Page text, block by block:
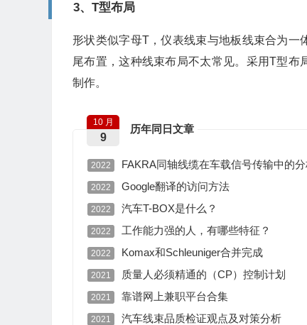
3、T型布局
形状类似字母T，仪表线束与地板线束合为
尾布置，这种线束布局不太常见。采用T型
制作。
历年同日文章
10 月
9
2022 FAKRA同轴线缆在车载信号传输中的
2022 Google翻译的访问方法
2022 汽车T-BOX是什么？
2022 工作能力强的人，有哪些特征？
2022 Komax和Schleuniger合并完成
2021 质量人必须精通的（CP）控制计划
2021 靠谱网上兼职平台合集
2021 汽车线束品质检证观点及对策分析